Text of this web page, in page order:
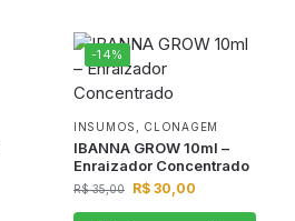
-14%
INSUMOS CLONAGEM
IBANNA GROW 10ml –
Enraizador Concentrado
R$35,00 R$ 30,00